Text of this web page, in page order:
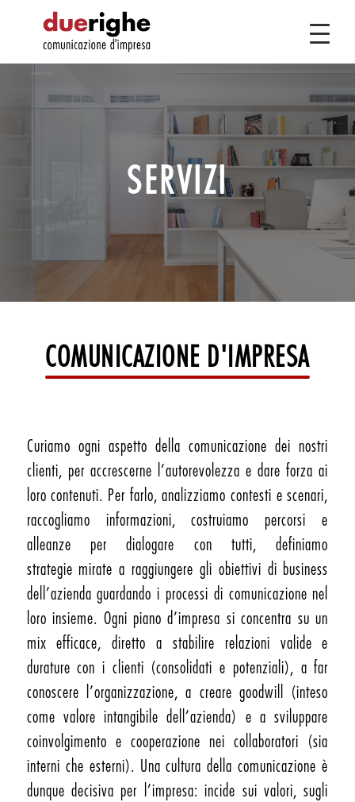
SERVIZI
COMUNICAZIONE D'IMPRESA
Curiamo ogni aspetto della comunicazione dei nostri
clienti, per accrescerne l’autorevolezza e dare forza ai
loro contenuti. Per farlo, analizziamo contesti e scenari,
raccogliamo informazioni, costruiamo percorsi e
alleanze per dialogare con tutti, definiamo
strategie mirate a raggiungere gli obiettivi di business
dell’azienda guardando i processi di comunicazione nel
loro insieme. Ogni piano d’impresa si concentra su un
mix efficace, diretto a stabilire relazioni valide e
durature con i clienti (consolidati e potenziali), a far
conoscere l’organizzazione, a creare goodwill (inteso
come valore intangibile dell’azienda) e a sviluppare
coinvolgimento e cooperazione nei collaboratori (sia
interni che esterni). Una cultura della comunicazione è
dunque decisiva per l’impresa: incide sui valori, sugli